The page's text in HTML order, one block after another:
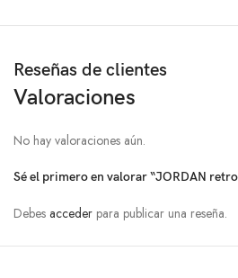
Reseñas de clientes
Valoraciones
No hay valoraciones aún.
Sé el primero en valorar “JORDAN
Debesacceder para publicar una reseña.